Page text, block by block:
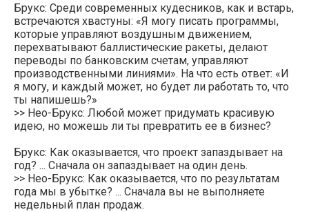
Брукс: Среди современных кудесников, как и встарь,
встречаются хвастуны: «Я могу писать программы,
которые управляют воздушным движением,
перехватывают баллистические ракеты, делают
переводы по банковским счетам, управляют
производственными линиями». На что есть ответ: «И
я могу, и каждый может, но будет ли работать то, что
ты напишешь?»
>> Нео-Брукс: Любой может придумать красивую
идею, но можешь ли ты превратить ее в бизнес?
Брукс: Как оказывается, что проект запаздывает на
год? ... Сначала он запаздывает на один день.
>> Нео-Брукс: Как оказывается, что по результатам
года мы в убытке? ... Сначала вы не выполняете
недельный план продаж.